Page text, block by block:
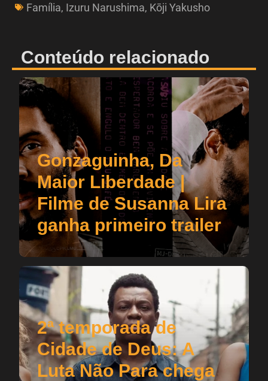
Família, Izuru Narushima, Kōji Yakusho
Conteúdo relacionado
Gonzaguinha, Da
Maior Liberdade |
Filme de Susanna Lira
ganha primeiro trailer
2ª temporada de
Cidade de Deus: A
Luta Não Para chega